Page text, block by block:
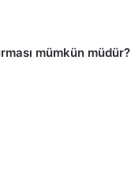
mümkün müdür?